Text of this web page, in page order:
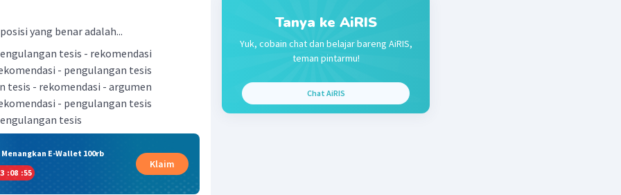
yang benar adalah...
tesis - rekomendasi
- pengulangan tesis
tesis - rekomendasi - argumen
- pengulangan tesis
tesis
E-Wallet 100rb
:08 :55
Klaim
Tanya ke AiRIS
Yuk, cobain chat dan belajar bareng AiRIS,
teman pintarmu!
Chat AiRIS